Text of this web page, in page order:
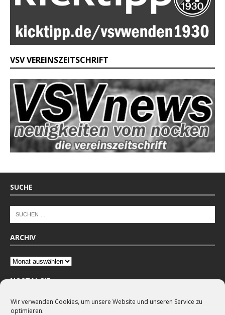
Wir verwenden Cookies, um unsere Website und unseren Service zu
optimieren.
VSV VEREINSZEITSCHRIFT
SUCHE
ARCHIV
NOSTALGIE